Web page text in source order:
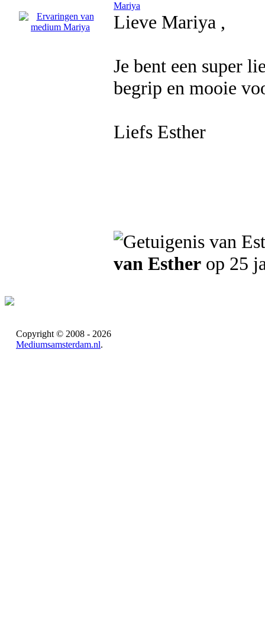
Mariya
Lieve Mariya ,
Je bent een super
begrip en mooie
Liefs Esther
van Esther op 25
Copyright © 2008 - 2026
Mediumsamsterdam.nl.